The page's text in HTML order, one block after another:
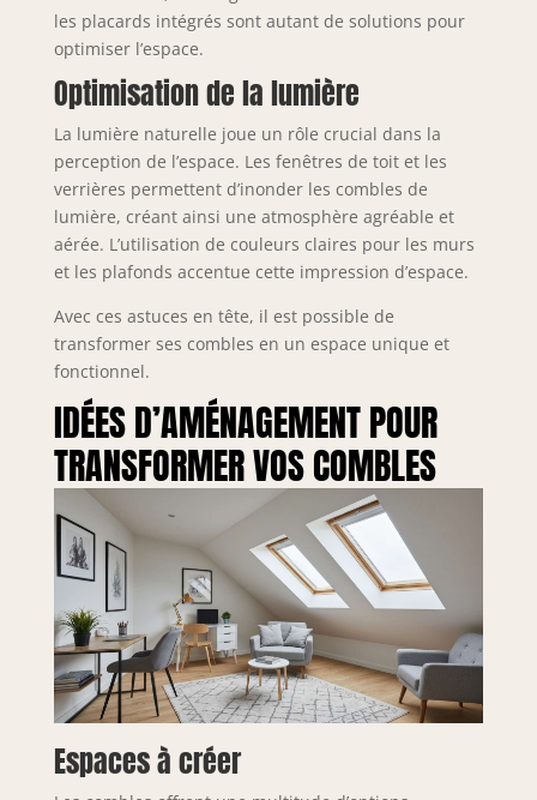
les placards intégrés sont autant de solutions pour
optimiser l’espace.
Optimisation de la lumière
La lumière naturelle joue un rôle crucial dans la
perception de l’espace. Les fenêtres de toit et les
verrières permettent d’inonder les combles de
lumière, créant ainsi une atmosphère agréable et
aérée. L’utilisation de couleurs claires pour les murs
et les plafonds accentue cette impression d’espace.
Avec ces astuces en tête, il est possible de
transformer ses combles en un espace unique et
fonctionnel.
IDÉES D’AMÉNAGEMENT POUR
TRANSFORMER VOS COMBLES
Espaces à créer